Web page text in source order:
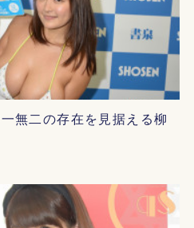
無二の存在を見据える柳